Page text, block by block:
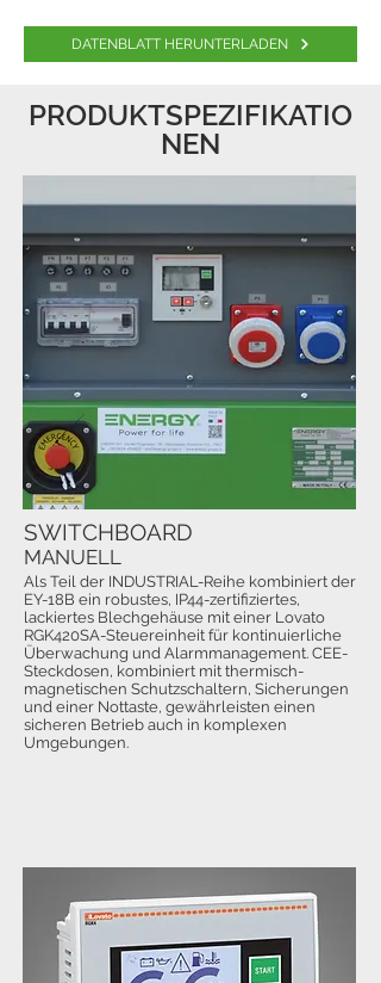
DATENBLATT HERUNTERLADEN
PRODUKTSPEZIFIKATIO
NEN
Als Teil der INDUSTRIAL-Reihe kombiniert der
EY-18B ein robustes, IP44-zertifiziertes,
lackiertes Blechgehäuse mit einer Lovato
RGK420SA-Steuereinheit für kontinuierliche
Überwachung und Alarmmanagement. CEE-
Steckdosen, kombiniert mit thermisch-
magnetischen Schutzschaltern, Sicherungen
und einer Nottaste, gewährleisten einen
sicheren Betrieb auch in komplexen
Umgebungen.
SWITCHBOARD
MANUELL